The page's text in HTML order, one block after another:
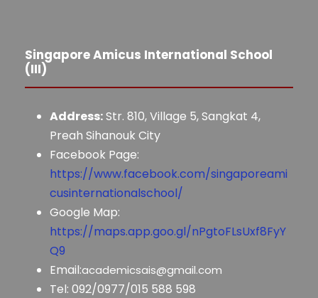
Singapore Amicus International School
(III)
Address:Str. 810, Village 5, Sangkat 4,
Preah Sihanouk City
Facebook Page:
https://www.facebook.com/singaporeami
cusinternationalschool/
Google Map:
https://maps.app.goo.gl/nPgtoFLsUxf8FyY
Q9
Email:academicsais@gmail.com
Tel: 092/0977/015 588 598